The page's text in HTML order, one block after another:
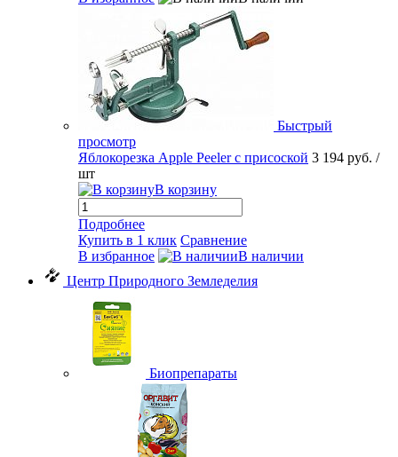
Быстрый
просмотр
Яблокорезка Apple Peeler с присоской 3 194 руб. /
шт
В корзину
Подробнее
Купить в 1 клик Сравнение
В избранное
В наличии
Центр Природного Земледелия
Биопрепараты